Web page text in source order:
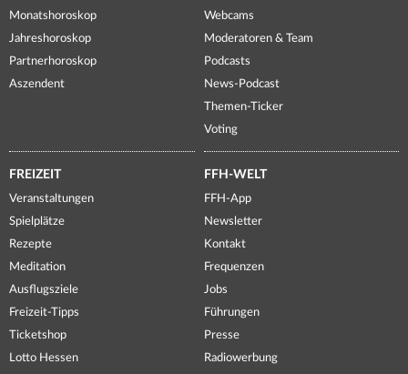
Monatshoroskop
Jahreshoroskop
Partnerhoroskop
Aszendent
Webcams
Moderatoren & Team
Podcasts
News-Podcast
Themen-Ticker
Voting
FREIZEIT
Veranstaltungen
Spielplätze
Rezepte
Meditation
Ausflugsziele
Freizeit-Tipps
Ticketshop
Lotto Hessen
FFH-WELT
FFH-App
Newsletter
Kontakt
Frequenzen
Jobs
Führungen
Presse
Radiowerbung